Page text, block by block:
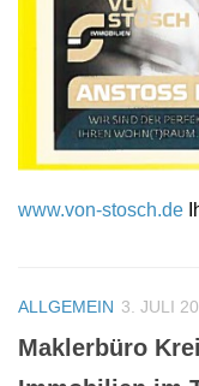
www.von-stosch.de
ALLGEMEIN 3. JULI
Maklerbüro